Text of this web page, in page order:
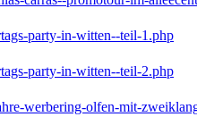
party-in-witten--teil-1.php
party-in-witten--teil-2.php
werbering-olfen-mit-